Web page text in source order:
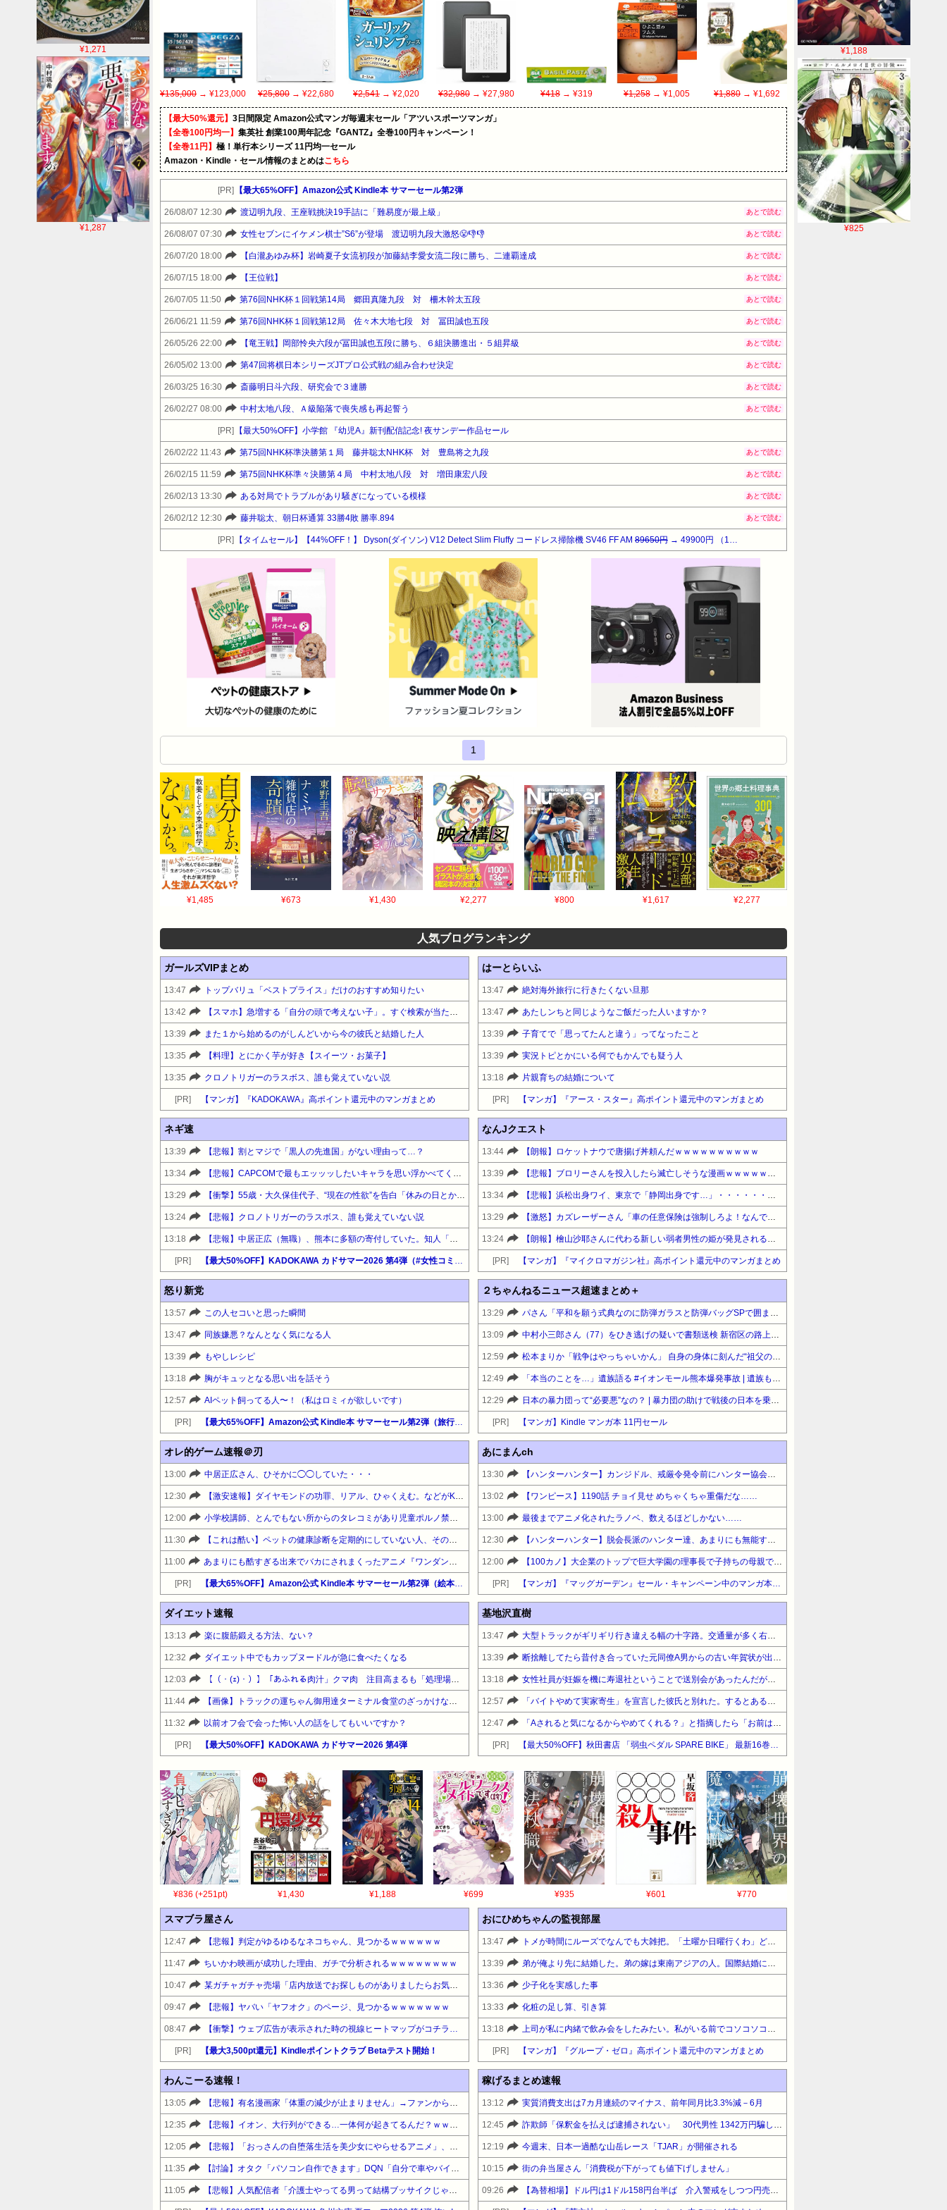
¥1,188
¥825
¥1,271
¥1,287
¥135,000 → ¥123,000 ¥25,800 → ¥22,680 ¥2,541 → ¥2,020 ¥32,980 → ¥27,980 ¥418 → ¥319 ¥1,258 → ¥1,005 ¥1,880 → ¥1,692
【最大50%還元】 3日間限定 Amazon公式マンガ毎週末セール「アツいスポーツマンガ」
【全巻100円均一】 集英社 創業100周年記念『GANTZ』全巻100円キャンペーン！
【全巻11円】 極！単行本シリーズ 11円均一セール
Amazon・Kindle・セール情報のまとめはこちら
[PR] 【最大65%OFF】Amazon公式 Kindle本 サマーセール第2弾
26/08/07 12:30 渡辺明九段、王座戦挑決19手詰に「難易度が最上級」 あとで読む
26/08/07 07:30 女性セブンにイケメン棋士”S6”が登場 渡辺明九段大激怒😤👎👎 あとで読む
26/07/20 18:00 【白瀧あゆみ杯】岩崎夏子女流初段が加藤結李愛女流二段に勝ち、二連覇達成 あとで読む
26/07/15 18:00 【王位戦】 あとで読む
26/07/05 11:50 第76回NHK杯１回戦第14局 郷田真隆九段 対 柵木幹太五段 あとで読む
26/06/21 11:59 第76回NHK杯１回戦第12局 佐々木大地七段 対 冨田誠也五段 あとで読む
26/05/26 22:00 【竜王戦】岡部怜央六段が冨田誠也五段に勝ち、６組決勝進出・５組昇級 あとで読む
26/05/02 13:00 第47回将棋日本シリーズJTプロ公式戦の組み合わせ決定 あとで読む
26/03/25 16:30 斎藤明日斗六段、研究会で３連勝 あとで読む
26/02/27 08:00 中村太地八段、Ａ級陥落で喪失感も再起誓う あとで読む
[PR] 【最大50%OFF】小学館 『幼児A』新刊配信記念! 夜サンデー作品セール
26/02/22 11:43 第75回NHK杯準決勝第１局 藤井聡太NHK杯 対 豊島将之九段 あとで読む
26/02/15 11:59 第75回NHK杯準々決勝第４局 中村太地八段 対 増田康宏八段 あとで読む
26/02/13 13:30 ある対局でトラブルがあり騒ぎになっている模様 あとで読む
26/02/12 12:30 藤井聡太、朝日杯通算 33勝4敗 勝率.894 あとで読む
[PR] 【タイムセール】【44%OFF！】 Dyson(ダイソン) V12 Detect Slim Fluffy コードレス掃除機 SV46 FF AM 89650円 → 49900円 （13:30時点）
1
¥1,485 ¥673 ¥1,430 ¥2,277 ¥800 ¥1,617 ¥2,277
人気ブログランキング
ガールズVIPまとめ
13:47 トップバリュ「ベストプライス」だけのおすすめ知りたい
13:42
13:39 また１から始めるのがしんどいから今の彼氏と結婚した人
13:35 【料理】とにかく芋が好き【スイーツ・お菓子】
13:35 クロノトリガーのラスボス、誰も覚えていない説
[PR] 【マンガ】『KADOKAWA』高ポイント還元中のマンガまとめ
はーとらいふ
13:47 絶対海外旅行に行きたくない旦那
13:47 あたしンちと同じようなご飯だった人いますか？
13:39 子育てで「思ってたんと違う」ってなったこと
13:39 実況トピとかにいる何でもかんでも疑う人
13:18 片親育ちの結婚について
[PR] 【マンガ】『アース・スター』高ポイント還元中のマンガまとめ
ネギ速
13:39 【悲報】割とマジで「黒人の先進国」がない理由って…？
13:34
13:29
13:24 【悲報】クロノトリガーのラスボス、誰も覚えていない説
13:18
[PR]
なんJクエスト
13:44 【朗報】ロケットナウで唐揚げ丼頼んだｗｗｗｗｗｗｗｗｗｗ
13:39
13:34
13:29
13:24
[PR] 【マンガ】『マイクロマガジン社』高ポイント還元中のマンガまとめ
怒り新党
13:57 この人セコいと思った瞬間
13:47 同族嫌悪？なんとなく気になる人
13:39 もやしレシピ
13:18 胸がキュッとなる思い出を話そう
12:57 AIペット飼ってる人〜！（私はロミィが欲しいです）
[PR] 【最大65%OFF】Amazon公式 Kindle本 サマーセール第2弾（旅行ガイド・マップ）『地政学が最強の教養である』他
２ちゃんねるニュース超速まとめ＋
13:29
13:09
12:59
12:49
12:29
[PR] 【マンガ】Kindle マンガ本 11円セール
オレ的ゲーム速報＠刃
13:00 中居正広さん、ひそかに◯◯していた・・・
12:30
12:00
11:30
11:00
[PR]
あにまんch
13:30
13:02 【ワンピース】1190話 チョイ見せ めちゃくちゃ重傷だな……
13:00 最後までアニメ化されたラノベ、数えるほどしかない……
12:30
12:00
[PR]
ダイエット速報
13:13 楽に腹筋鍛える方法、ない？
12:32 ダイエット中でもカップヌードルが急に食べたくなる
12:03
11:44
11:32 以前オフ会で会った怖い人の話をしてもいいですか？
[PR] 【最大50%OFF】KADOKAWA カドサマー2026 第4弾
基地沢直樹
13:47
13:39
13:18
12:57
12:47
[PR]
¥836 (+251pt) ¥1,430 ¥1,188 ¥699 ¥935 ¥601 ¥770
スマブラ屋さん
12:47 【悲報】判定がゆるゆるなネコちゃん、見つかるｗｗｗｗｗｗ
11:47 ちいかわ映画が成功した理由、ガチで分析されるｗｗｗｗｗｗｗｗ
10:47 某ガチャガチャ売場「店内放送でお探しものがありましたらお気軽に近くの従業員へお声掛けください」→声かけた結果ｗｗｗｗｗｗｗ
09:47 【悲報】ヤバい「ヤフオク」のページ、見つかるｗｗｗｗｗｗｗ
08:47 【衝撃】ウェブ広告が表示された時の視線ヒートマップがコチラ…
[PR] 【最大3,500pt還元】Kindleポイントクラブ Betaテスト開始！
おにひめちゃんの監視部屋
13:47 トメが時間にルーズでなんでも大雑把。「土曜か日曜行くわ」どっちにくんだよ！「じゃ土曜の昼」何時だよ！
13:39 弟が俺より先に結婚した。弟の嫁は東南アジアの人。国際結婚にはありがちだが、日本でも式を挙げ、嫁さんの国でも式を挙げる。弟もそうだった。しかし理由が少し変わっ
13:36 少子化を実感した事
13:33 化粧の足し算、引き算
13:18 上司が私に内緒で飲み会をしたみたい。私がいる前でコソコソコソコソ…すっごい耳障り
[PR] 【マンガ】『グループ・ゼロ』高ポイント還元中のマンガまとめ
わんこーる速報！
13:05 【悲報】有名漫画家「体重の減少が止まりません」→ファンから心配の声
12:35 【悲報】イオン、大行列ができる…一体何が起きてるんだ？ｗｗｗｗ
12:05 【悲報】「おっさんの自堕落生活を美少女にやらせるアニメ」、増えすぎてフェミにバレるｗｗｗｗ
11:35 【討論】オタク「パソコン自作できます」DQN「自分で車やバイクいじれます」
11:05 【悲報】人気配信者「介護士やってる男って結構ブッサイクじゃね」
稼げるまとめ速報
13:12 実質消費支出は7カ月連続のマイナス、前年同月比3.3%減－6月
12:45 詐欺師「保釈金を払えば逮捕されない」 30代男性 1342万円騙し取られたあと警察に誘導され被害が発覚
12:19 今週末、日本一過酷な山岳レース「TJAR」が開催される
10:15 街の弁当屋さん「消費税が下がっても値下げしません」
09:26 【為替相場】ドル円は1ドル158円台半ば 介入警戒をしつつ円売りが続行